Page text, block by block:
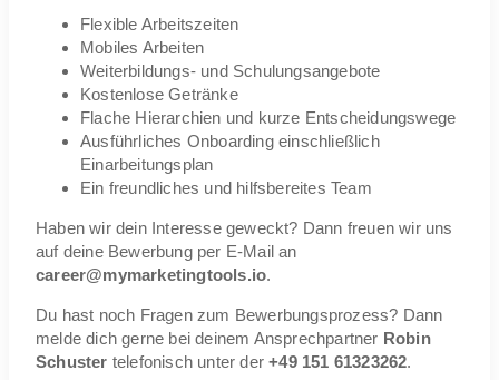
Flexible Arbeitszeiten
Mobiles Arbeiten
Weiterbildungs- und Schulungsangebote
Kostenlose Getränke
Flache Hierarchien und kurze Entscheidungswege
Ausführliches Onboarding einschließlich
Einarbeitungsplan
Ein freundliches und hilfsbereites Team
Haben wir dein Interesse geweckt? Dann freuen wir uns
auf deine Bewerbung per E-Mail an
career@mymarketingtools.io.
Du hast noch Fragen zum Bewerbungsprozess? Dann
melde dich gerne bei deinem Ansprechpartner Robin
Schuster telefonisch unter der+49 151 61323262.